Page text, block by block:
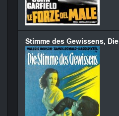
Stimme des Gewissens, Die